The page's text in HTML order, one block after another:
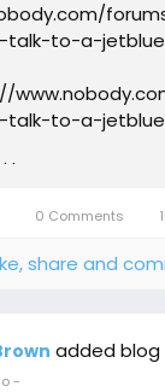
talk-to-a-
talk-to-a-
talk-to-a-
0 Comments
share and
added blog
-